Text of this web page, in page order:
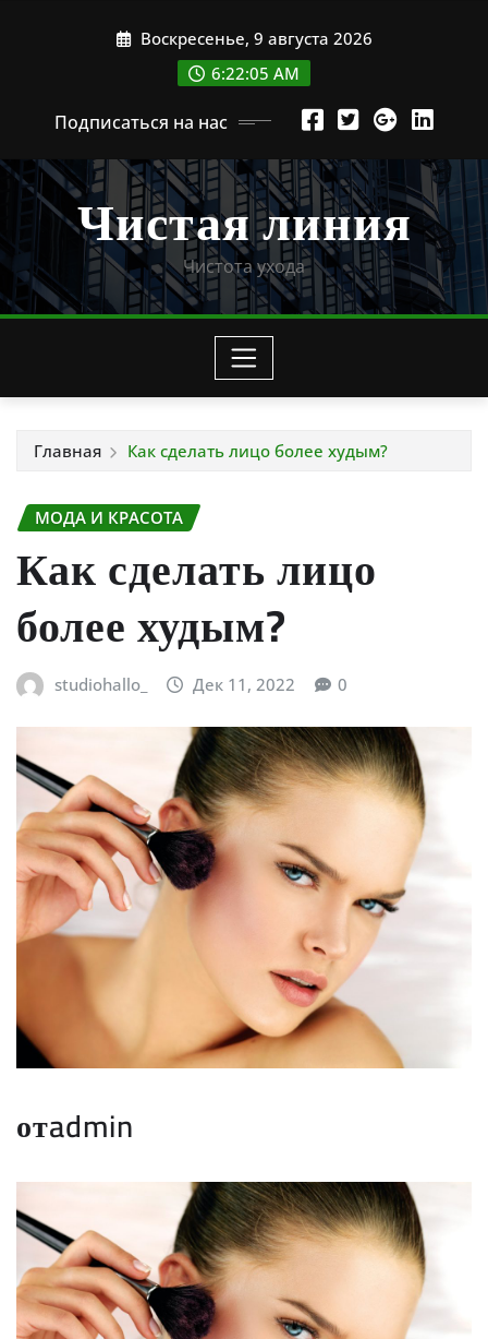
Воскресенье, 9 августа 2026
6:22:07 AM
Подписаться на нас
Чистая линия
Чистота ухода
Главная Как сделать лицо более худым?
МОДА И КРАСОТА
Как сделать лицо
более худым?
studiohallo_ Дек 11, 2022 0
отadmin